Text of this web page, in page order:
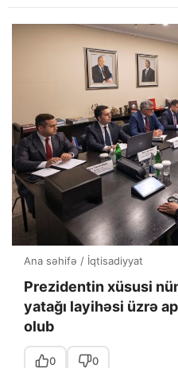
Ana səhifə / İqtisadiyyat
Prezidentin xüsusi
yatağı layihəsi üzrə
olub
0 0